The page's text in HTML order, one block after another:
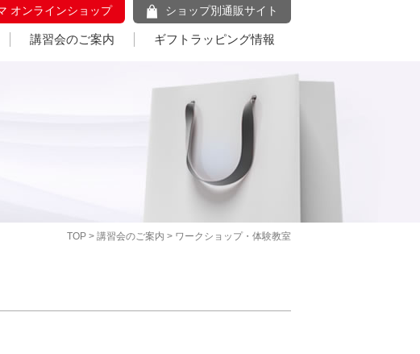
オンラインショップ ショップ別通販サイト
講習会のご案内 ギフトラッピング情報
TOP > 講習会のご案内 > ワークショップ・体験教室